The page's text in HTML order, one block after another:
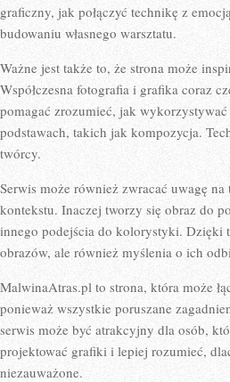
graficzny, jak połączyć technikę z
budowaniu własnego warsztatu.
Ważne jest także to, że strona może
Współczesna fotografia i grafika coraz
pomagać zrozumieć, jak
podstawach, takich jak kompozycja.
twórcy.
Serwis może również zwracać uwagę
kontekstu. Inaczej tworzy się obraz do
innego podejścia do kolorystyki. Dzięki
obrazów, ale również myślenia o ich
MalwinaAtras.pl to strona, która może
ponieważ wszystkie poruszane
serwis może być atrakcyjny dla osób,
projektować grafiki i lepiej rozumieć,
niezauważone.